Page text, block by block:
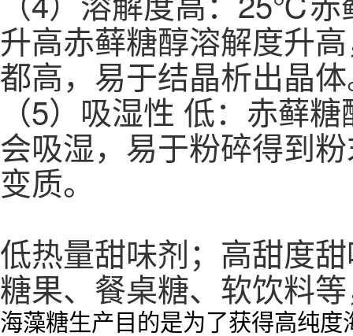
升高赤藓糖醇溶解度升
都高，易于结晶析出晶
（5）吸湿性 低：赤藓
会吸湿，易于粉碎得到
变质。
低热量甜味剂；高甜度
糖果、餐桌糖、软饮料
海藻糖生产目的是为了获得高纯